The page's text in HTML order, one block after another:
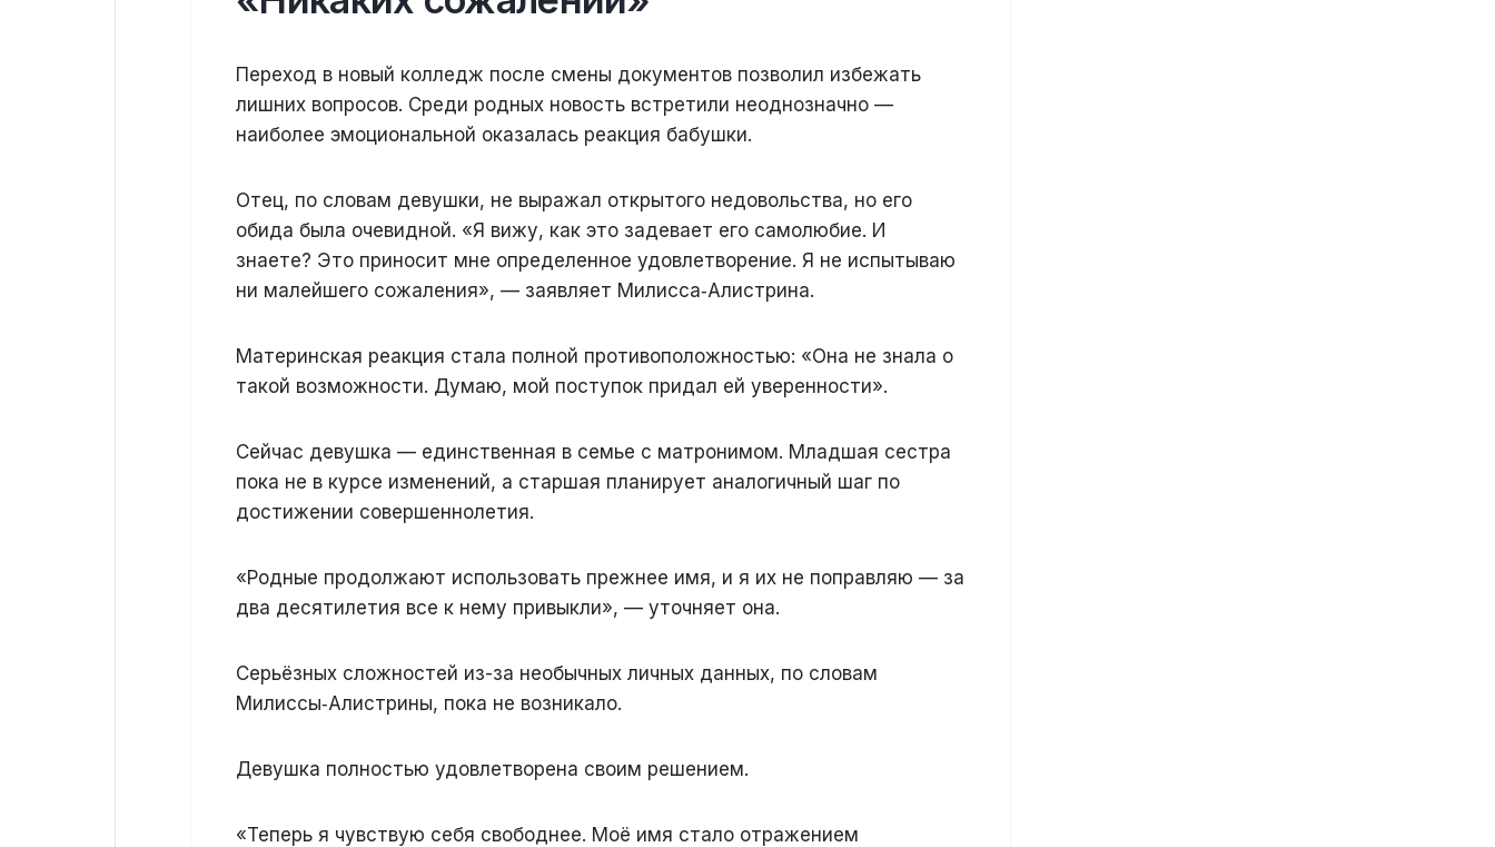
Переход в новый колледж после смены документов позволил избежать
лишних вопросов. Среди родных новость встретили неоднозначно —
наиболее эмоциональной оказалась реакция бабушки.
Отец, по словам девушки, не выражал открытого недовольства, но его
обида была очевидной. «Я вижу, как это задевает его самолюбие. И
знаете? Это приносит мне определенное удовлетворение. Я не испытываю
ни малейшего сожаления», — заявляет Милисса‑Алистрина.
Материнская реакция стала полной противоположностью: «Она не знала о
такой возможности. Думаю, мой поступок придал ей уверенности».
Сейчас девушка — единственная в семье с матронимом. Младшая сестра
пока не в курсе изменений, а старшая планирует аналогичный шаг по
достижении совершеннолетия.
«Родные продолжают использовать прежнее имя, и я их не поправляю — за
два десятилетия все к нему привыкли», — уточняет она.
Серьёзных сложностей из-за необычных личных данных, по словам
Милиссы‑Алистрины, пока не возникало.
Девушка полностью удовлетворена своим решением.
«Теперь я чувствую себя свободнее. Моё имя стало отражением